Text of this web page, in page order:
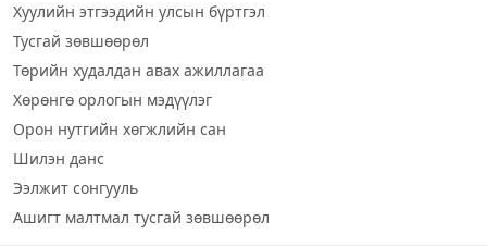
Хуулийн этгээдийн улсын бүртгэл
Тусгай зөвшөөрөл
Төрийн худалдан авах ажиллагаа
Хөрөнгө орлогын мэдүүлэг
Орон нутгийн хөгжлийн сан
Шилэн данс
Ээлжит сонгууль
Ашигт малтмал тусгай зөвшөөрөл